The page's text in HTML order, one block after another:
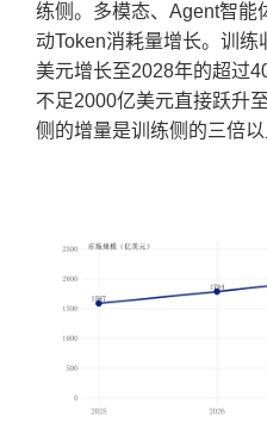
练侧。多模态、Agent智能
动Token消耗量增长。训
美元增长至2028年的超过
不足2000亿美元直接跃
侧的增量是训练侧的三倍以